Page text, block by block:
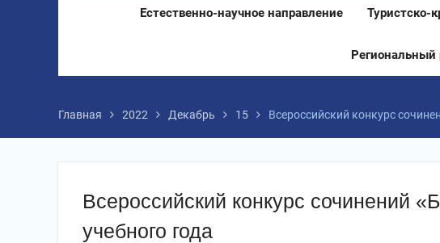
Естественно-научное направление Туристско-
Региональный
Главная 2022 Декабрь 15 Всероссийский конкурс
Всероссийский конкурс сочинений
учебного года